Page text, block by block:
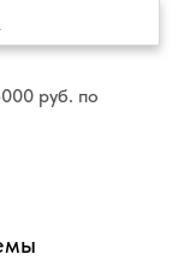
руб. по